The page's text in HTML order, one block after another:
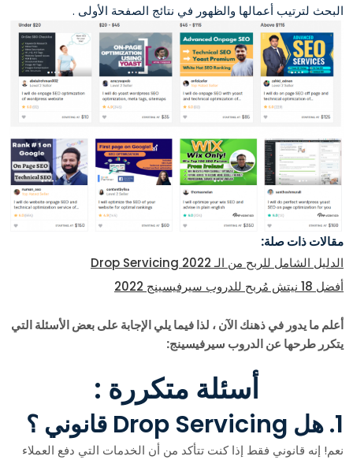
البحث لترتيب أعمالها والظهور في نتائج الصفحة الأولى .
مقالات ذات صلة:
الدليل الشامل للربح من الـ 2022 Drop Servicing
أفضل 18 نيتش مُربح للدروب سيرفيسينج 2022
أعلم ما يدور في ذهنك الآن ، لذا فيما يلي الإجابة على بعض الأسئلة التي
يتكرر طرحها عن الدروب سيرفيسينج:
أسئلة متكررة :
1. هل Drop Servicing قانوني ؟
نعم! إنه قانوني فقط إذا كنت تتأكد من أن الخدمات التي دفع العملاء